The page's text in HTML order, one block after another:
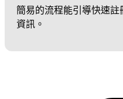
簡易的流程能引導快速
資訊。